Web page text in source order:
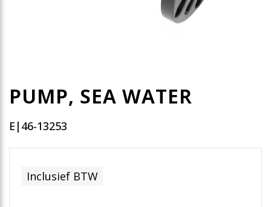
PUMP, SEA WATER
E|46-13253
Inclusief BTW